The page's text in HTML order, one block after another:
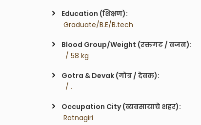
Education (शिक्षण):
Graduate/B.E/B.tech
Blood Group/Weight (रक्तगट / वजन):
  / 58 kg
Gotra & Devak (गोत्र / देवक):
  / .
Occupation City (व्यवसायाचे शहर):
Ratnagiri